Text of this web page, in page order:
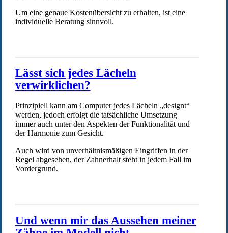
Um eine genaue Kostenübersicht zu erhalten, ist eine
individuelle Beratung sinnvoll.
Lässt sich jedes Lächeln
verwirklichen?
Prinzipiell kann am Computer jedes Lächeln „designt“
werden, jedoch erfolgt die tatsächliche Umsetzung
immer auch unter den Aspekten der Funktionalität und
der Harmonie zum Gesicht.
Auch wird von unverhältnismäßigen Eingriffen in der
Regel abgesehen, der Zahnerhalt steht in jedem Fall im
Vordergrund.
Und wenn mir das Aussehen meiner